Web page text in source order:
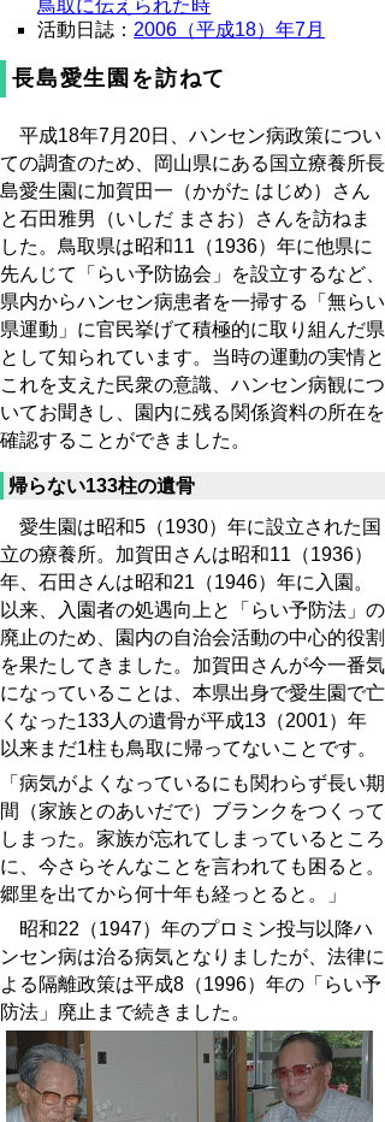
鳥取に伝えられた時
活動日誌： 2006（平成18）年7月
長島愛生園を訪ねて
平成18年7月20日、ハンセン病政策につい
ての調査のため、岡山県にある国立療養所長
島愛生園に加賀田一（かがた はじめ）さん
と石田雅男（いしだ まさお）さんを訪ねま
した。鳥取県は昭和11（1936）年に他県に
先んじて「らい予防協会」を設立するなど、
県内からハンセン病患者を一掃する「無らい
県運動」に官民挙げて積極的に取り組んだ県
として知られています。当時の運動の実情と
これを支えた民衆の意識、ハンセン病観につ
いてお聞きし、園内に残る関係資料の所在を
確認することができました。
帰らない133柱の遺骨
愛生園は昭和5（1930）年に設立された国
立の療養所。加賀田さんは昭和11（1936）
年、石田さんは昭和21（1946）年に入園。
以来、入園者の処遇向上と「らい予防法」の
廃止のため、園内の自治会活動の中心的役割
を果たしてきました。加賀田さんが今一番気
になっていることは、本県出身で愛生園で亡
くなった133人の遺骨が平成13（2001）年
以来まだ1柱も鳥取に帰ってないことです。
「病気がよくなっているにも関わらず長い期
間（家族とのあいだで）ブランクをつくって
しまった。家族が忘れてしまっているところ
に、今さらそんなことを言われても困ると。
郷里を出てから何十年も経っとると。」
昭和22（1947）年のプロミン投与以降ハ
ンセン病は治る病気となりましたが、法律に
よる隔離政策は平成8（1996）年の「らい予
防法」廃止まで続きました。